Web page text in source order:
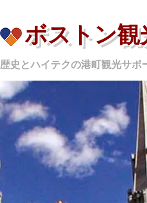
ボストン観
歴史とハイテクの港町観光サポ